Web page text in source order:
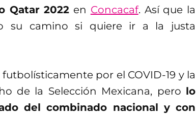
Qatar 2022 en Concacaf. Así que la
su camino si quiere ir a la justa
por el COVID-19 y la
de la Selección Mexicana, pero lo
del combinado nacional y con